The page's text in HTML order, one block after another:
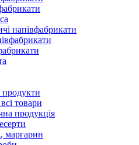
напiвфабрикати
товари
продукція
маргарин